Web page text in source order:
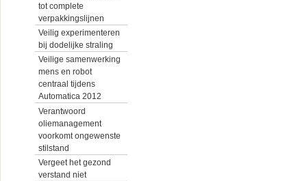
tot complete
verpakkingslijnen
Veilig experimenteren
bij dodelijke straling
Veilige samenwerking
mens en robot
centraal tijdens
Automatica 2012
Verantwoord
oliemanagement
voorkomt ongewenste
stilstand
Vergeet het gezond
verstand niet